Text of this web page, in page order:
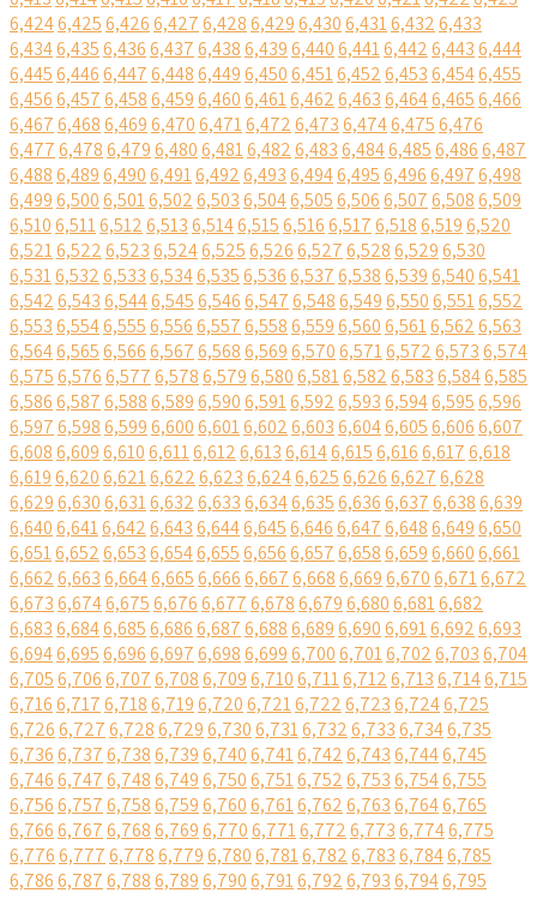
6,4246,4256,4266,4276,4286,4296,4306,4316,4326,433
6,4346,4356,4366,4376,4386,4396,4406,4416,4426,4436,444
6,4456,4466,4476,4486,4496,4506,4516,4526,4536,4546,455
6,4566,4576,4586,4596,4606,4616,4626,4636,4646,4656,466
6,4676,4686,4696,4706,4716,4726,4736,4746,4756,476
6,4776,4786,4796,4806,4816,4826,4836,4846,4856,4866,487
6,4886,4896,4906,4916,4926,4936,4946,4956,4966,4976,498
6,4996,5006,5016,5026,5036,5046,5056,5066,5076,5086,509
6,5106,5116,5126,5136,5146,5156,5166,5176,5186,5196,520
6,5216,5226,5236,5246,5256,5266,5276,5286,5296,530
6,5316,5326,5336,5346,5356,5366,5376,5386,5396,5406,541
6,5426,5436,5446,5456,5466,5476,5486,5496,5506,5516,552
6,5536,5546,5556,5566,5576,5586,5596,5606,5616,5626,563
6,5646,5656,5666,5676,5686,5696,5706,5716,5726,5736,574
6,5756,5766,5776,5786,5796,5806,5816,5826,5836,5846,585
6,5866,5876,5886,5896,5906,5916,5926,5936,5946,5956,596
6,5976,5986,5996,6006,6016,6026,6036,6046,6056,6066,607
6,6086,6096,6106,6116,6126,6136,6146,6156,6166,6176,618
6,6196,6206,6216,6226,6236,6246,6256,6266,6276,628
6,6296,6306,6316,6326,6336,6346,6356,6366,6376,6386,639
6,6406,6416,6426,6436,6446,6456,6466,6476,6486,6496,650
6,6516,6526,6536,6546,6556,6566,6576,6586,6596,6606,661
6,6626,6636,6646,6656,6666,6676,6686,6696,6706,6716,672
6,6736,6746,6756,6766,6776,6786,6796,6806,6816,682
6,6836,6846,6856,6866,6876,6886,6896,6906,6916,6926,693
6,6946,6956,6966,6976,6986,6996,7006,7016,7026,7036,704
6,7056,7066,7076,7086,7096,7106,7116,7126,7136,7146,715
6,7166,7176,7186,7196,7206,7216,7226,7236,7246,725
6,7266,7276,7286,7296,7306,7316,7326,7336,7346,735
6,7366,7376,7386,7396,7406,7416,7426,7436,7446,745
6,7466,7476,7486,7496,7506,7516,7526,7536,7546,755
6,7566,7576,7586,7596,7606,7616,7626,7636,7646,765
6,7666,7676,7686,7696,7706,7716,7726,7736,7746,775
6,7766,7776,7786,7796,7806,7816,7826,7836,7846,785
6,7866,7876,7886,7896,7906,7916,7926,7936,7946,795